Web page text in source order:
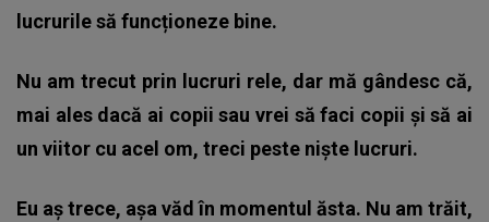
lucrurile să funcționeze bine.
Nu am trecut prin lucruri rele, dar mă gândesc că,
mai ales dacă ai copii sau vrei să faci copii și să ai
un viitor cu acel om, treci peste niște lucruri.
Eu aș trece, așa văd în momentul ăsta. Nu am trăit,